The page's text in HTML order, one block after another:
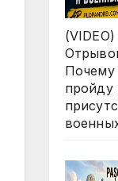
Почему
пройду